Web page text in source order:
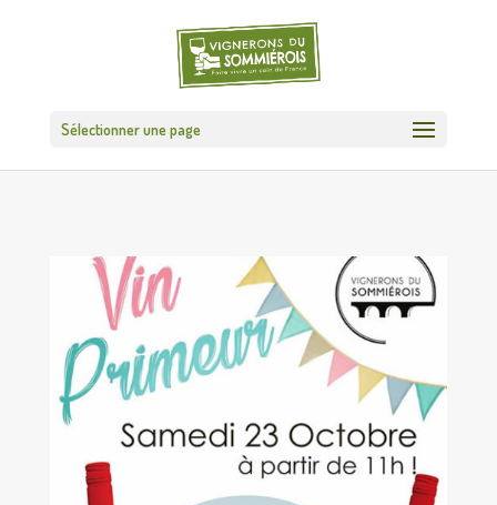
Sélectionner une page